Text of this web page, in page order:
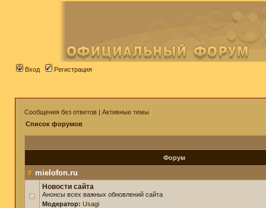
Вход Регистрация
Сообщения без ответов | Активные темы
Список форумов
Форум
mielofon.ru
Новости сайта
Анонсы всех важных обновлений сайта
Модератор: Usagi